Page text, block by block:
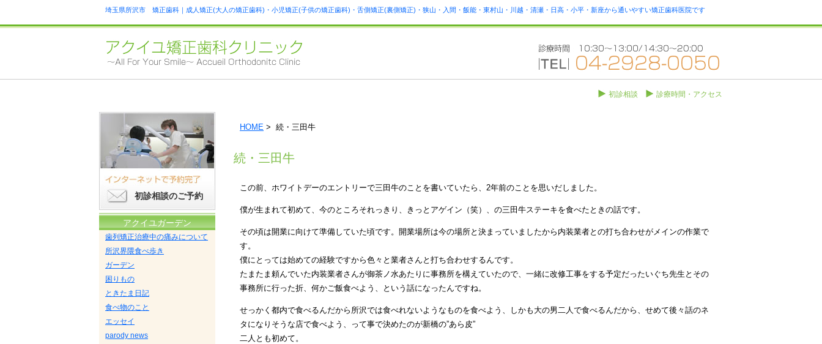
埼玉県所沢市 矯正歯科｜成人矯正(大人の矯正歯科)・小児矯正(子供の矯正歯科)・舌側矯正(裏側矯正)・狭山・入間・飯能・東村山・川越・清瀬・日高・小平・新座から通いやすい矯正歯科医院です
診療時間・アクセス
初診相談
HOME > 続・三田牛
続・三田牛
この前、ホワイトデーのエントリーで三田牛のことを書いていたら、2年前のことを思いだしました。
僕が生まれて初めて、今のところそれっきり、きっとアゲイン（笑）、の三田牛ステーキを食べたときの話です。
その頃は開業に向けて準備していた頃です。開業場所は今の場所と決まっていましたから内装業者との打ち合わせがメインの作業で
す。
僕にとっては始めての経験ですから色々と業者さんと打ち合わせするんです。
たまたま頼んでいた内装業者さんが御茶ノ水あたりに事務所を構えていたので、一緒に改修工事をする予定だったいぐち先生とその
事務所に行った折、何かご飯食べよう、という話になったんですね。
せっかく都内で食べるんだから所沢では食べれないようなものを食べよう、しかも大の男二人で食べるんだから、せめて後々話のネ
タになりそうな店で食べよう、って事で決めたのが新橋の”あら皮”
二人とも初めて。
初診相談のご予約
アクイユガーデン
歯列矯正治療中の痛みについて
所沢界隈食べ歩き
ガーデン
困りもの
ときたま日記
食べ物のこと
エッセイ
parody news